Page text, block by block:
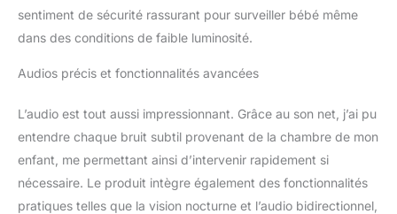
sentiment de sécurité rassurant pour surveiller bébé même
dans des conditions de faible luminosité.
Audios précis et fonctionnalités avancées
L’audio est tout aussi impressionnant. Grâce au son net, j’ai pu
entendre chaque bruit subtil provenant de la chambre de mon
enfant, me permettant ainsi d’intervenir rapidement si
nécessaire. Le produit intègre également des fonctionnalités
pratiques telles que la vision nocturne et l’audio bidirectionnel,